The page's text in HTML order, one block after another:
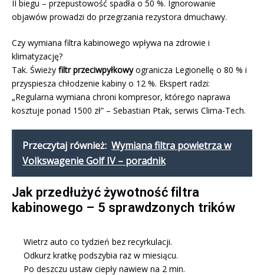
II biegu – przepustowość spadła o 50 %. Ignorowanie
objawów prowadzi do przegrzania rezystora dmuchawy.
Czy wymiana filtra kabinowego wpływa na zdrowie i
klimatyzację?
Tak. Świeży filtr przeciwpyłkowyogranicza Legionellę o 80 % i
przyspiesza chłodzenie kabiny o 12 %. Ekspert radzi:
„Regularna wymiana chroni kompresor, którego naprawa
kosztuje ponad 1500 zł” – Sebastian Ptak, serwis Clima-Tech.
Przeczytaj również: Wymiana filtra powietrza w
Volkswagenie Golf IV – poradnik
Jak przedłużyć żywotność filtra
kabinowego – 5 sprawdzonych trików
Wietrz auto co tydzień bez recyrkulacji.
Odkurz kratkę podszybia raz w miesiącu.
Po deszczu ustaw ciepły nawiew na 2 min.